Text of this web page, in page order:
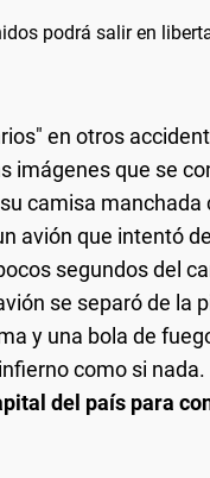
podrá salir en
en otros
imágenes que se
camisa manchada
avión que intentó
segundos del
se separó de la
y una bola de
como si
del país para